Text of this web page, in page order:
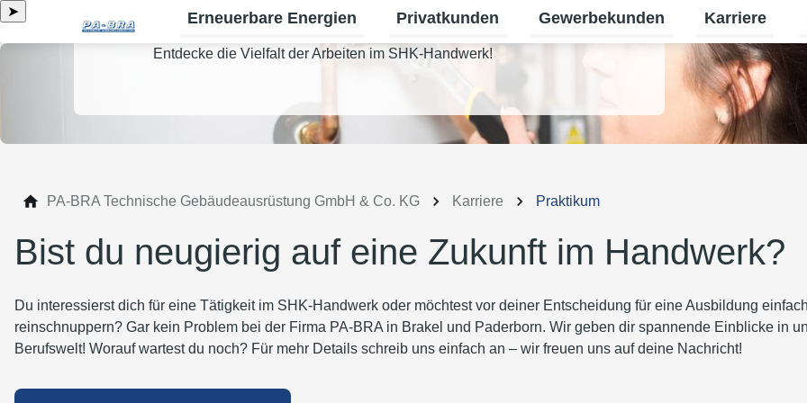
➤ Erneuerbare Energien
Untermenü für Erneuerbare Energien umschalten
Privatkunden
Untermenü für Privatkunden
Gewerbekunden
Untermenü für
Karriere
Entdecke die Vielfalt der Arbeiten im SHK-Handwerk!
PA-BRA Technische Gebäudeausrüstung GmbH & Co. KG Karriere Praktikum
Bist du neugierig auf eine Zukunft im Handwerk?
Du interessierst dich für eine Tätigkeit im SHK-Handwerk oder möchtest vor deiner Entscheidung für eine Ausbildung
reinschnuppern? Gar kein Problem bei der Firma PA-BRA in Brakel und Paderborn. Wir geben dir spannende Einblicke in
Berufswelt! Worauf wartest du noch? Für mehr Details schreib uns einfach an – wir freuen uns auf deine Nachricht!